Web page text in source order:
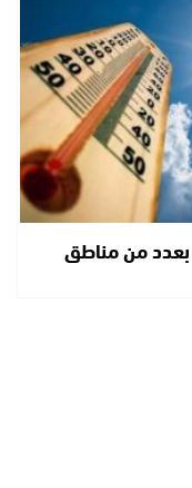
بعدد من مناطق